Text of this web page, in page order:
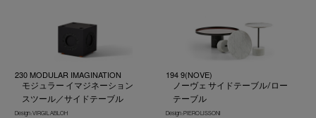
230 MODULAR IMAGINATION
モジュラー イマジネーション
スツール／サイドテーブル
Design : VIRGIL ABLOH
194 9(NOVE)
ノーヴェ サイドテーブル/ロー
テーブル
Design : PIERO LISSONI